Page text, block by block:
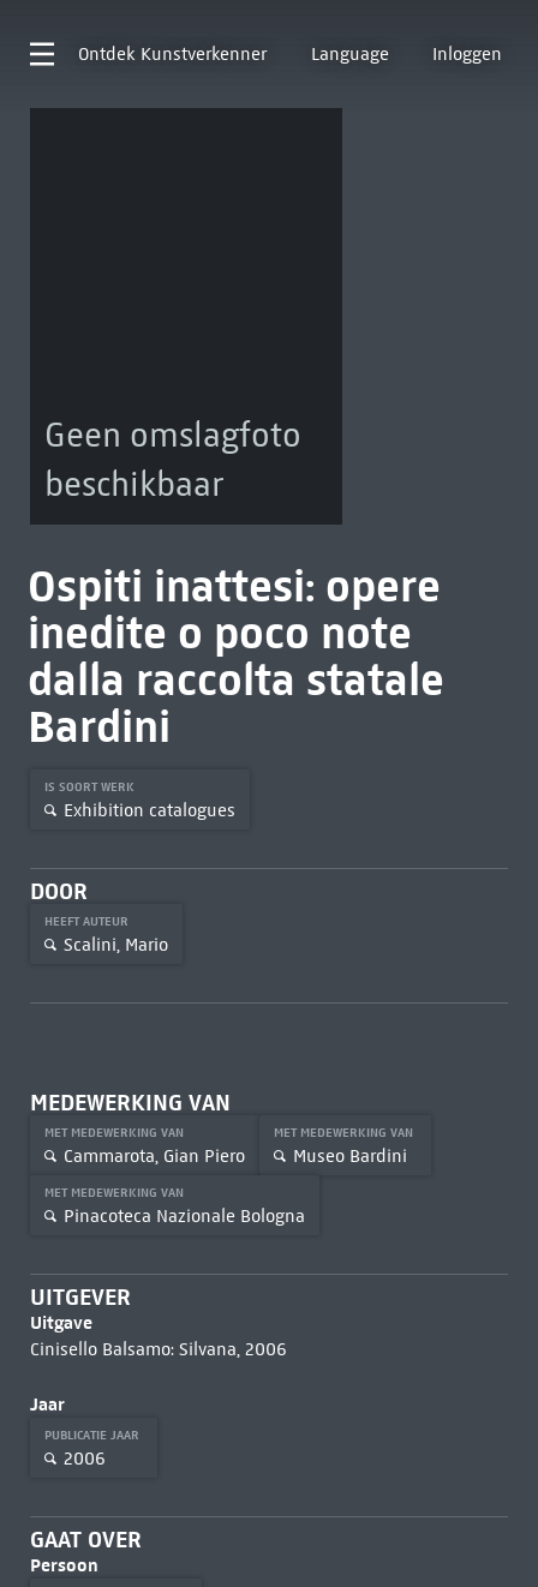
Ontdek Kunstverkenner Language Inloggen
Geen omslagfoto
beschikbaar
Ospiti inattesi: opere
inedite o poco note
dalla raccolta statale
Bardini
IS SOORT WERK
Exhibition catalogues
DOOR
HEEFT AUTEUR
Scalini, Mario
MEDEWERKING VAN
MET MEDEWERKING VAN
Cammarota, Gian Piero
MET MEDEWERKING VAN
Museo Bardini
MET MEDEWERKING VAN
Pinacoteca Nazionale Bologna
UITGEVER
Uitgave
Cinisello Balsamo: Silvana, 2006
Jaar
PUBLICATIE JAAR
2006
GAAT OVER
Persoon